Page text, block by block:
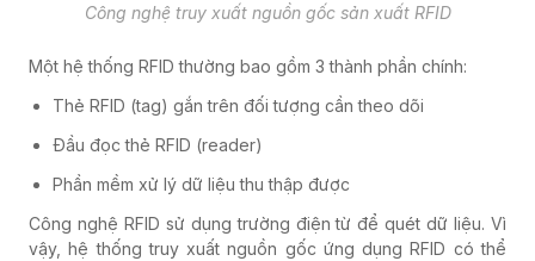
Công nghệ truy xuất nguồn gốc sản xuất RFID
Một hệ thống RFID thường bao gồm 3 thành phần chính:
Thẻ RFID (tag) gắn trên đối tượng cần theo dõi
Đầu đọc thẻ RFID (reader)
Phần mềm xử lý dữ liệu thu thập được
Công nghệ RFID sử dụng trường điện từ để quét dữ liệu. Vì
vậy, hệ thống truy xuất nguồn gốc ứng dụng RFID có thể